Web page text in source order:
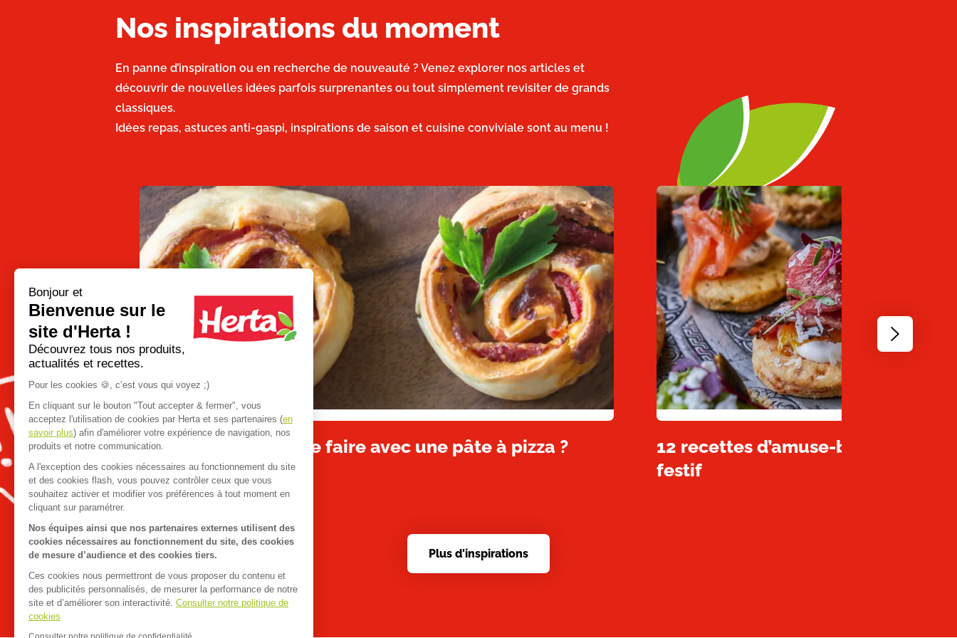
Nos inspirations du moment
En panne d’inspiration ou en recherche de nouveauté ? Venez explorer nos articles et
découvrir de nouvelles idées parfois surprenantes ou tout simplement revisiter de grands
classiques.
Idées repas, astuces anti-gaspi, inspirations de saison et cuisine conviviale sont au menu !
Go
to
previous
slide
Go
to
Apéro dînatoire : que faire avec une pâte à pizza ?
12 recettes d’amuse-bouches
festif
Plus d'inspirations
Bonjour et
Bienvenue sur le
site d'Herta !
Découvrez tous nos produits,
actualités et recettes.
Pour les cookies 🍪, c’est vous qui voyez ;)
En cliquant sur le bouton "Tout accepter & fermer", vous
acceptez l'utilisation de cookies par Herta et ses partenaires (en
savoir plus) afin d'améliorer votre expérience de navigation, nos
produits et notre communication.
A l'exception des cookies nécessaires au fonctionnement du site
et des cookies flash, vous pouvez contrôler ceux que vous
souhaitez activer et modifier vos préférences à tout moment en
cliquant sur paramétrer.
Nos équipes ainsi que nos partenaires externes utilisent des
cookies nécessaires au fonctionnement du site, des cookies
de mesure d’audience et des cookies tiers.
Ces cookies nous permettront de vous proposer du contenu et
des publicités personnalisés, de mesurer la performance de notre
site et d’améliorer son interactivité. Consulter notre politique de
cookies